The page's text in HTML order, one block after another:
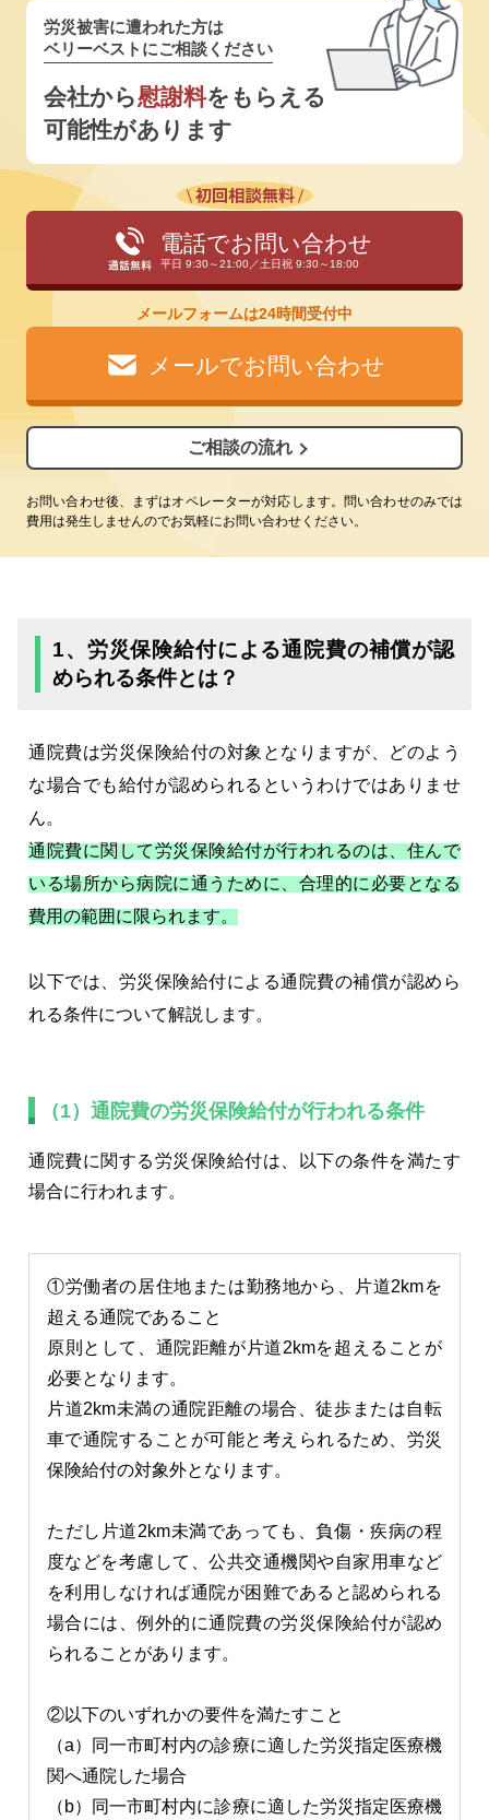
労災被害に遭われた方は
ベリーベストにご相談ください
会社から慰謝料をもらえる
可能性があります
電話でお問い合わせ
平日 9:30～21:00／土日祝 9:30～18:00
メールフォームは24時間受付中
メールでお問い合わせ
ご相談の流れ
お問い合わせ後、まずはオペレーターが対応します。問い合わせのみでは
費用は発生しませんのでお気軽にお問い合わせください。
1、労災保険給付による通院費の補償が認
められる条件とは？
通院費は労災保険給付の対象となりますが、どのよう
な場合でも給付が認められるというわけではありませ
ん。
通院費に関して労災保険給付が行われるのは、住んで
いる場所から病院に通うために、合理的に必要となる
費用の範囲に限られます。
以下では、労災保険給付による通院費の補償が認めら
れる条件について解説します。
（1）通院費の労災保険給付が行われる条件
通院費に関する労災保険給付は、以下の条件を満たす
場合に行われます。
①労働者の居住地または勤務地から、片道2kmを
超える通院であること
原則として、通院距離が片道2kmを超えることが
必要となります。
片道2km未満の通院距離の場合、徒歩または自転
車で通院することが可能と考えられるため、労災
保険給付の対象外となります。
ただし片道2km未満であっても、負傷・疾病の程
度などを考慮して、公共交通機関や自家用車など
を利用しなければ通院が困難であると認められる
場合には、例外的に通院費の労災保険給付が認め
られることがあります。
②以下のいずれかの要件を満たすこと
（a）同一市町村内の診療に適した労災指定医療機
関へ通院した場合
（b）同一市町村内に診療に適した労災指定医療機